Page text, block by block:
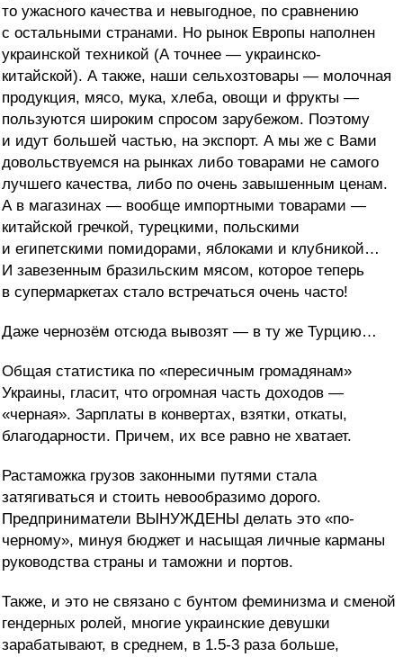
то ужасного качества и невыгодное, по сравнению
с остальными странами. Но рынок Европы наполнен
украинской техникой (А точнее — украинско-
китайской). А также, наши сельхозтовары — молочная
продукция, мясо, мука, хлеба, овощи и фрукты —
пользуются широким спросом зарубежом. Поэтому
и идут большей частью, на экспорт. А мы же с Вами
довольствуемся на рынках либо товарами не самого
лучшего качества, либо по очень завышенным ценам.
А в магазинах — вообще импортными товарами —
китайской гречкой, турецкими, польскими
и египетскими помидорами, яблоками и клубникой…
И завезенным бразильским мясом, которое теперь
в супермаркетах стало встречаться очень часто!
Даже чернозём отсюда вывозят — в ту же Турцию…
Общая статистика по «пересичным громадянам»
Украины, гласит, что огромная часть доходов —
«черная». Зарплаты в конвертах, взятки, откаты,
благодарности. Причем, их все равно не хватает.
Растаможка грузов законными путями стала
затягиваться и стоить невообразимо дорого.
Предприниматели ВЫНУЖДЕНЫ делать это «по-
черному», минуя бюджет и насыщая личные карманы
руководства страны и таможни и портов.
Также, и это не связано с бунтом феминизма и сменой
гендерных ролей, многие украинские девушки
зарабатывают, в среднем, в 1.5-3 раза больше,